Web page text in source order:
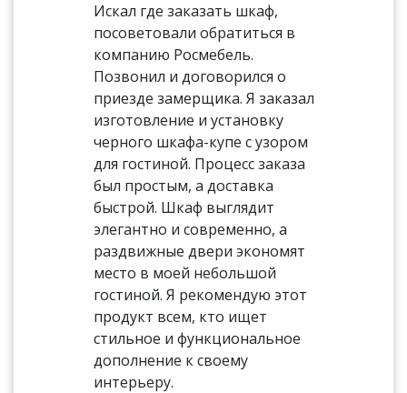
Искал где заказать шкаф,
посоветовали обратиться в
компанию Росмебель.
Позвонил и договорился о
приезде замерщика. Я заказал
изготовление и установку
черного шкафа-купе с узором
для гостиной. Процесс заказа
был простым, а доставка
быстрой. Шкаф выглядит
элегантно и современно, а
раздвижные двери экономят
место в моей небольшой
гостиной. Я рекомендую этот
продукт всем, кто ищет
стильное и функциональное
дополнение к своему
интерьеру.